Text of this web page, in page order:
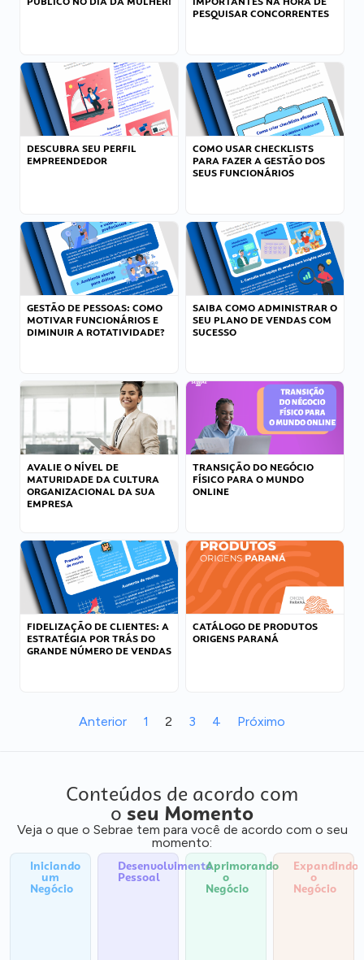
PESQUISAR CONCORRENTES
DESCUBRA SEU PERFIL
EMPREENDEDOR
COMO USAR CHECKLISTS
PARA FAZER A GESTÃO DOS
SEUS FUNCIONÁRIOS
GESTÃO DE PESSOAS: COMO
MOTIVAR FUNCIONÁRIOS E
DIMINUIR A ROTATIVIDADE?
SAIBA COMO ADMINISTRAR O
SEU PLANO DE VENDAS COM
SUCESSO
AVALIE O NÍVEL DE
MATURIDADE DA CULTURA
ORGANIZACIONAL DA SUA
EMPRESA
TRANSIÇÃO DO NEGÓCIO
FÍSICO PARA O MUNDO
ONLINE
FIDELIZAÇÃO DE CLIENTES: A
ESTRATÉGIA POR TRÁS DO
GRANDE NÚMERO DE VENDAS
CATÁLOGO DE PRODUTOS
ORIGENS PARANÁ
Anterior 1 2 3 4 Próximo
Conteúdos de acordo com
o seu Momento
Veja o que o Sebrae tem para você de acordo com o seu
momento:
Iniciando
um
Negócio
Desenvolvimento
Pessoal
Aprimorando
o
Negócio
Expandindo
o
Negócio